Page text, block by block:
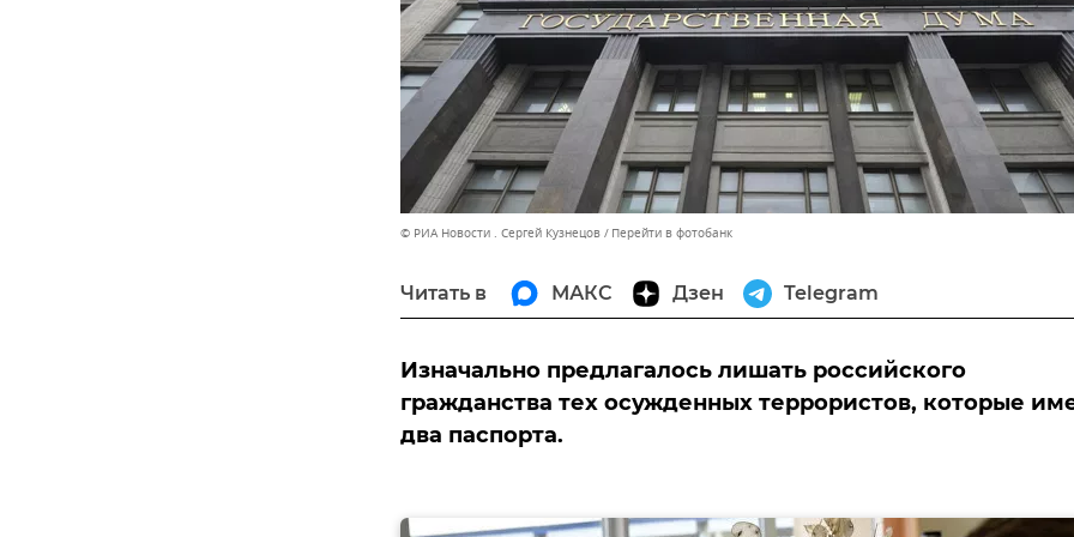
© РИА Новости . Сергей Кузнецов Перейти в фотобанк
Читать в МАКС Дзен Telegram
Изначально предлагалось лишать российского
гражданства тех осужденных террористов, которые
два паспорта.